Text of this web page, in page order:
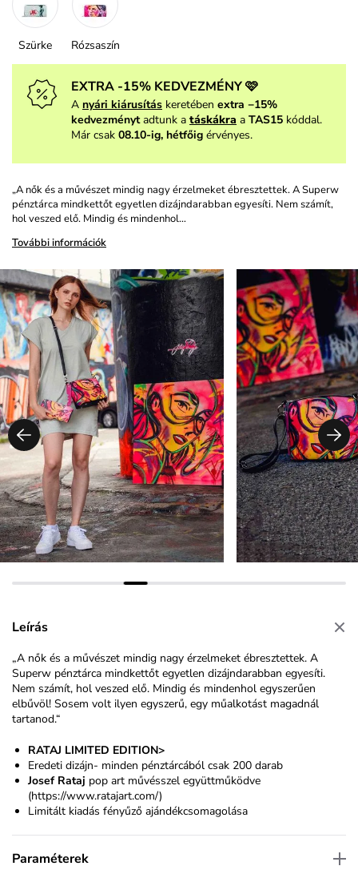
Szürke Rózsaszín
EXTRA -15% KEDVEZMÉNY 🩷
A nyári kiárusítás keretében extra −15%
kedvezménytadtunk a táskákra a TAS15 kóddal.
Már csak 08.10-ig, hétfőig érvényes.
„A nők és a művészet mindig nagy érzelmeket ébresztettek. A Superw
pénztárca mindkettőt egyetlen dizájndarabban egyesíti. Nem számít,
hol veszed elő. Mindig és mindenhol…
További információk
Leírás
„A nők és a művészet mindig nagy érzelmeket ébresztettek. A
Superw pénztárca mindkettőt egyetlen dizájndarabban egyesíti.
Nem számít, hol veszed elő. Mindig és mindenhol egyszerűen
elbűvöl! Sosem volt ilyen egyszerű, egy műalkotást magadnál
tartanod.“
RATAJ LIMITED EDITION>
Eredeti dizájn- minden pénztárcából csak 200 darab
Josef Rataj pop art művésszel együttműködve
(https://www.ratajart.com/)
Limitált kiadás fényűző ajándékcsomagolása
Paraméterek